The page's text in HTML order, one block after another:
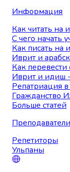
Информация
Как читать на
С чего начать
Как писать на
Иврит и
Как перевести
Иврит и идиш
Репатриация
Гражданство
Больше статей
Преподаватели
Репетиторы
Ульпаны